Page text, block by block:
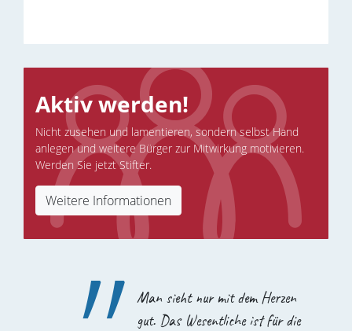
Aktiv werden!
Nicht zusehen und lamentieren, sondern selbst Hand
anlegen und weitere Bürger zur Mitwirkung motivieren.
Werden Sie jetzt Stifter.
Weitere Informationen
Man sieht nur mit dem Herzen
gut. Das Wesentliche ist für die
„